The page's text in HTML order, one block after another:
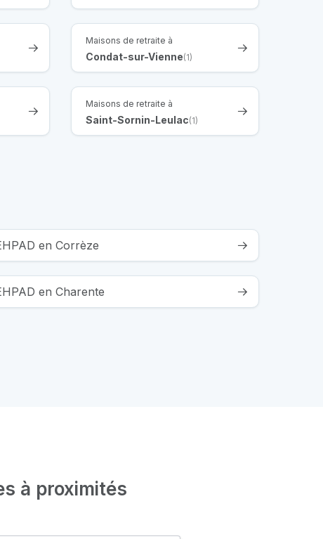
Maisons de retraite à
Condat-sur-Vienne(1)
Maisons de retraite à
Saint-Sornin-Leulac(1)
en Corrèze
en Charente
à proximités